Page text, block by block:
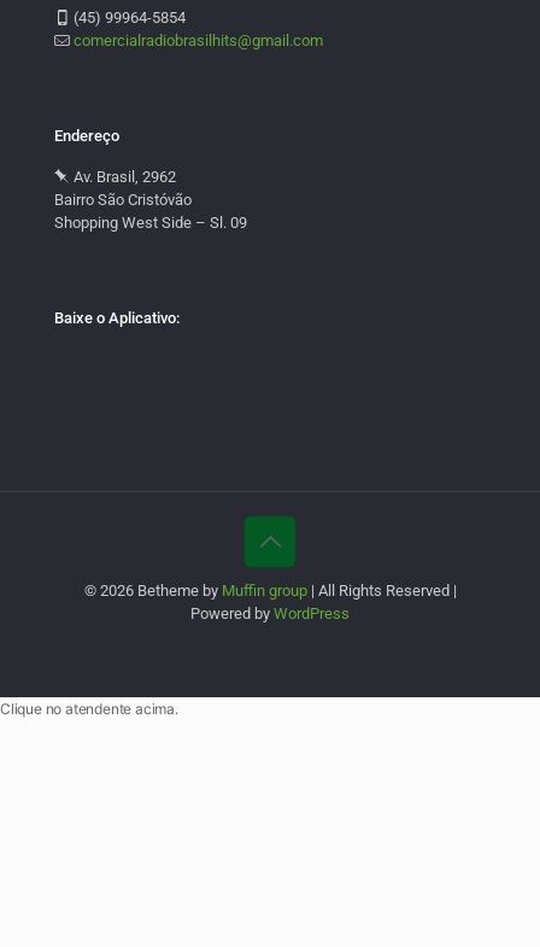
(45) 99964-5854
comercialradiobrasilhits@gmail.com
Endereço
Av. Brasil, 2962
Bairro São Cristóvão
Shopping West Side – Sl. 09
Baixe o Aplicativo:
© 2026 Betheme by Muffin group| All Rights Reserved |
Powered by WordPress
Clique no atendente acima.